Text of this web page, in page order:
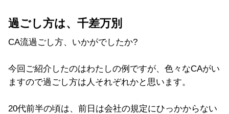
過ごし方は、千差万別
CA流過ごし方、いかがでしたか?
今回ご紹介したのはわたしの例ですが、 色々なCAがい
ますので過ごし方は人それぞれかと思います。
20代前半の頃は、前日は会社の規定にひっかからない